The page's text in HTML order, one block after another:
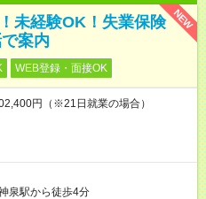
NEW
未経験OK！失業保険
案内
WEB登録・面接OK
円（※21日就業の場合）
泉駅から徒歩4分